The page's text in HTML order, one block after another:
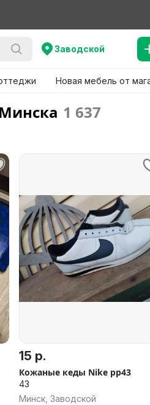
Заводской
Новая мебель от
1 637
15 р.
Кожаные кеды Nike рр43
43
Минск, Заводской